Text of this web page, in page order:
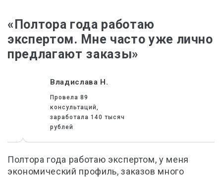
«Полтора года работаю
экспертом. Мне часто уже лично
предлагают заказы»
Владислава Н.
Провела 89
консультаций,
заработала 140 тысяч
рублей
Полтора года работаю экспертом, у меня
экономический профиль, заказов много